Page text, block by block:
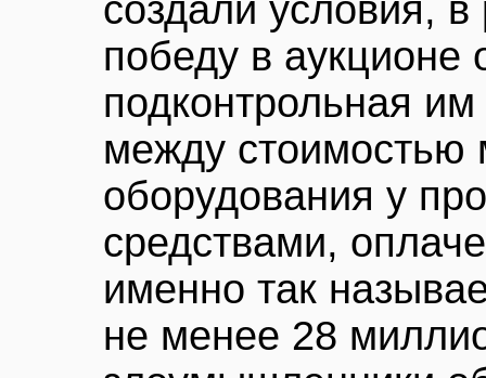
создали условия, в
победу в аукционе
подконтрольная
между стоимостью
оборудования у
средствами,
именно так
не менее 28